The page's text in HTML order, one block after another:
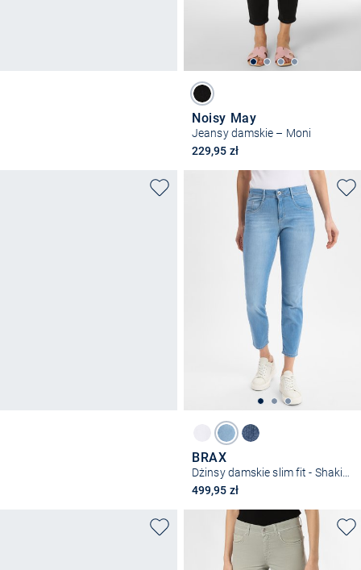
Noisy May
Jeansy damskie – Moni
229,95 zł
BRAX
499,95 zł